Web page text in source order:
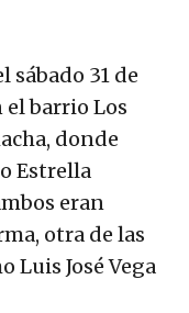
31 de
el barrio Los
donde
Estrella
eran
otra de las
Luis José Vega